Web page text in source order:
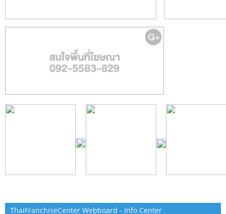
ThaiFranchiseCenter Webboard - Info Center